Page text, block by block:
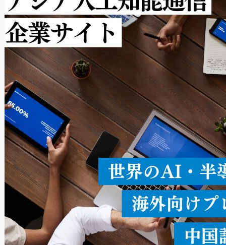
ルの変電所周囲を監視でき、
作業と点群処理を簡素化でき
Avia 2は、2種類のFOVオプシ
× 80°のノーマルモード、長
ードを切り替えて使用するこ
ることなく、単一のデバイス
うにします。遠距離まで届く
密度なスキャ […]